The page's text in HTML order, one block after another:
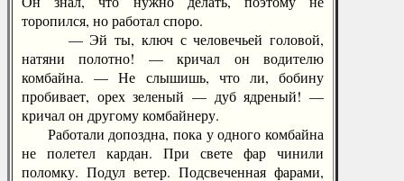
торопился, но работал споро.
— Эй ты, ключ с человечьей головой,
натяни полотно! — кричал он водителю
комбайна. — Не слышишь, что ли, бобину
пробивает, орех зеленый — дуб ядреный! —
кричал он другому комбайнеру.
Работали допоздна, пока у одного комбайна
не полетел кардан. При свете фар чинили
поломку. Подул ветер. Подсвеченная фарами,